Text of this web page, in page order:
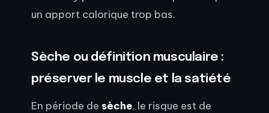
un apport calorique trop bas.
Sèche ou définition musculaire :
préserver le muscle et la satiété
En période de sèche, le risque est de